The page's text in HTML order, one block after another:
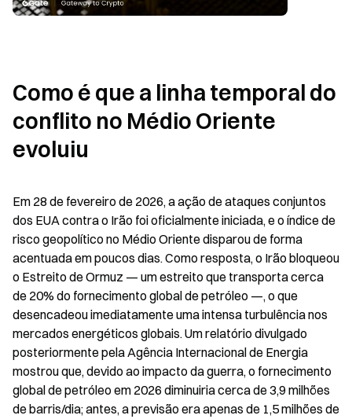
Como é que a linha temporal do
conflito no Médio Oriente
evoluiu
Em 28 de fevereiro de 2026, a ação de ataques conjuntos
dos EUA contra o Irão foi oficialmente iniciada, e o índice de
risco geopolítico no Médio Oriente disparou de forma
acentuada em poucos dias. Como resposta, o Irão bloqueou
o Estreito de Ormuz — um estreito que transporta cerca
de 20% do fornecimento global de petróleo —, o que
desencadeou imediatamente uma intensa turbulência nos
mercados energéticos globais. Um relatório divulgado
posteriormente pela Agência Internacional de Energia
mostrou que, devido ao impacto da guerra, o fornecimento
global de petróleo em 2026 diminuiria cerca de 3,9 milhões
de barris/dia; antes, a previsão era apenas de 1,5 milhões de